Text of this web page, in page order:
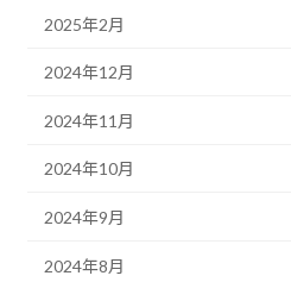
2025年2月
2024年12月
2024年11月
2024年10月
2024年9月
2024年8月